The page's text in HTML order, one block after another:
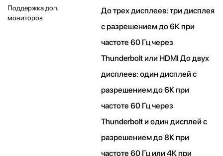
Поддержка доп.
мониторов
До трех дисплеев: три дисплея
с разрешением до 6К при
частоте 60 Гц через
Thunderbolt или HDMI До двух
дисплеев: один дисплей с
разрешением до 6К при
частоте 60 Гц через
Thunderbolt и один дисплей с
разрешением до 8К при
частоте 60 Гц или 4К при